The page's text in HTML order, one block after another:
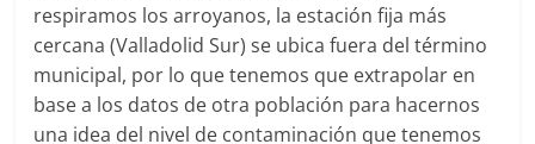
respiramos los arroyanos, la estación fija más
cercana (Valladolid Sur) se ubica fuera del término
municipal, por lo que tenemos que extrapolar en
base a los datos de otra población para hacernos
una idea del nivel de contaminación que tenemos